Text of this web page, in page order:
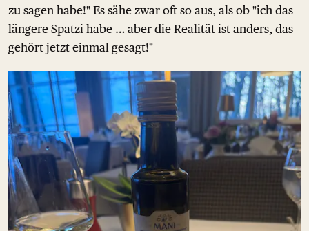
zu sagen habe!" Es sähe zwar oft so aus, als ob "ich das
längere Spatzi habe … aber die Realität ist anders, das
gehört jetzt einmal gesagt!"